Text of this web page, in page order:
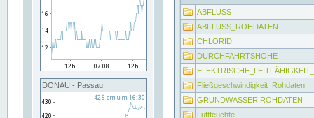
DONAU - Passau
ABFLUSS
ABFLUSS_ROHDATEN
CHLORID
DURCHFAHRTSHÖHE
Fließgeschwindigkeit_Rohdaten
GRUNDWASSER ROHDATEN
Luftfeuchte